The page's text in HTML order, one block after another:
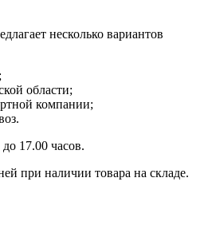
несколько вариантов
области;
компании;
17.00 часов.
при наличии товара на складе.